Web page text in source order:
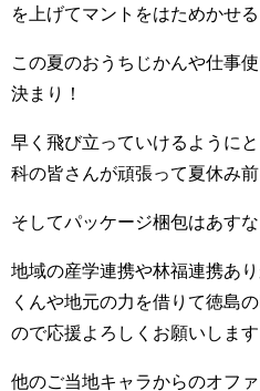
を上げてマントをはためかせ
この夏のおうちじかんや仕事
決まり！
早く飛び立っていけるように
科の皆さんが頑張って夏休み
そしてパッケージ梱包はあすな
地域の産学連携や林福連携あ
くんや地元の力を借りて徳島
ので応援よろしくお願いします
他のご当地キャラからのオフ